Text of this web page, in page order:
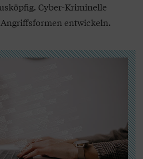
Cyber-Kriminelle
entwickeln.